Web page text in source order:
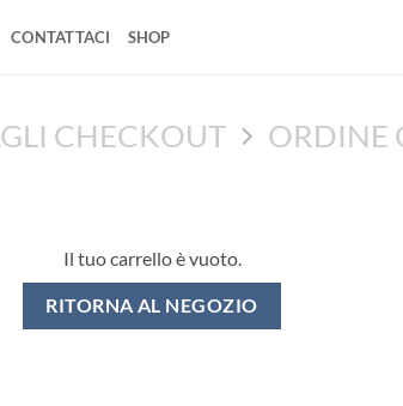
CONTATTACI SHOP
CHECKOUT ORDINE
Il tuo carrello è vuoto.
RITORNA AL NEGOZIO